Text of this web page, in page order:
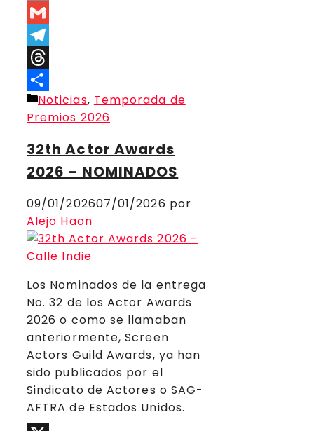
Copy
Link
Gmail
Telegram
Threads
Compartir
Categorías
Noticias, Temporada de
Premios 2026
32th Actor Awards
2026 – NOMINADOS
09/01/202607/01/2026 por
Alejo Haon
Los Nominados de la entrega
No. 32 de los Actor Awards
2026 o como se llamaban
anteriormente, Screen
Actors Guild Awards, ya han
sido publicados por el
Sindicato de Actores o SAG-
AFTRA de Estados Unidos.